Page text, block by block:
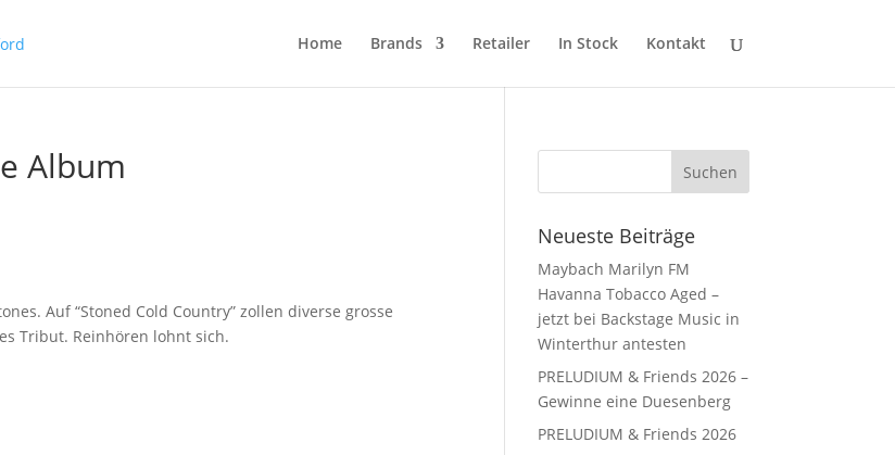
Home Brands Retailer In Stock Kontakt
Album
Auf “Stoned Cold Country” zollen diverse grosse
Tribut. Reinhören lohnt sich.
Neueste Beiträge
Maybach Marilyn FM
Havanna Tobacco Aged –
jetzt bei Backstage Music in
Winterthur antesten
PRELUDIUM & Friends 2026 –
Gewinne eine Duesenberg
PRELUDIUM & Friends 2026